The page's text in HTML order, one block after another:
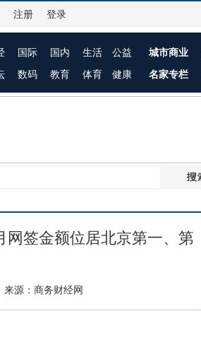
注册 登录
国际 国内 生活 公益
数码 教育 体育 健康
城市商业
名家专栏
网签金额位居北京第一、第
来源：商务财经网